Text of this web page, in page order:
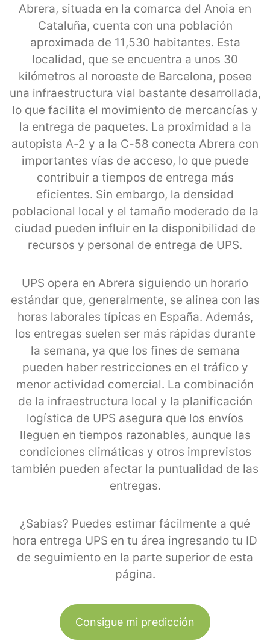
Abrera, situada en la comarca del Anoia en
Cataluña, cuenta con una población
aproximada de 11,530 habitantes. Esta
localidad, que se encuentra a unos 30
kilómetros al noroeste de Barcelona, posee
una infraestructura vial bastante desarrollada,
lo que facilita el movimiento de mercancías y
la entrega de paquetes. La proximidad a la
autopista A-2 y a la C-58 conecta Abrera con
importantes vías de acceso, lo que puede
contribuir a tiempos de entrega más
eficientes. Sin embargo, la densidad
poblacional local y el tamaño moderado de la
ciudad pueden influir en la disponibilidad de
recursos y personal de entrega de UPS.
UPS opera en Abrera siguiendo un horario
estándar que, generalmente, se alinea con las
horas laborales típicas en España. Además,
los entregas suelen ser más rápidas durante
la semana, ya que los fines de semana
pueden haber restricciones en el tráfico y
menor actividad comercial. La combinación
de la infraestructura local y la planificación
logística de UPS asegura que los envíos
lleguen en tiempos razonables, aunque las
condiciones climáticas y otros imprevistos
también pueden afectar la puntualidad de las
entregas.
¿Sabías? Puedes estimar fácilmente a qué
hora entrega UPS en tu área ingresando tu ID
de seguimiento en la parte superior de esta
página.
Consigue mi predicción